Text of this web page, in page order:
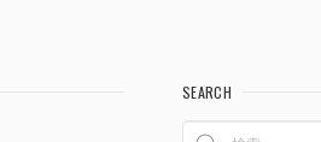
SEARCH